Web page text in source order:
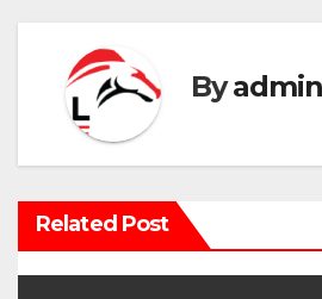
a
c
i
ó
n
Byadmin
Related Post